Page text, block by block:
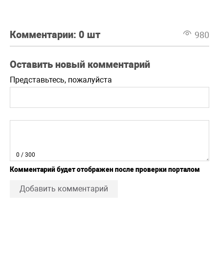
Комментарии: 0 шт 980
Оставить новый комментарий
Представьтесь, пожалуйста
0 / 300
Комментарий будет отображен после проверки порталом
Добавить комментарий